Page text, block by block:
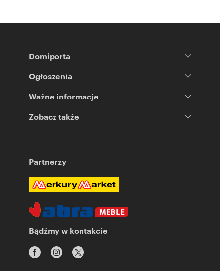
Domiporta
Ogłoszenia
Ważne informacje
Zobacz także
Partnerzy
Bądźmy w kontakcie